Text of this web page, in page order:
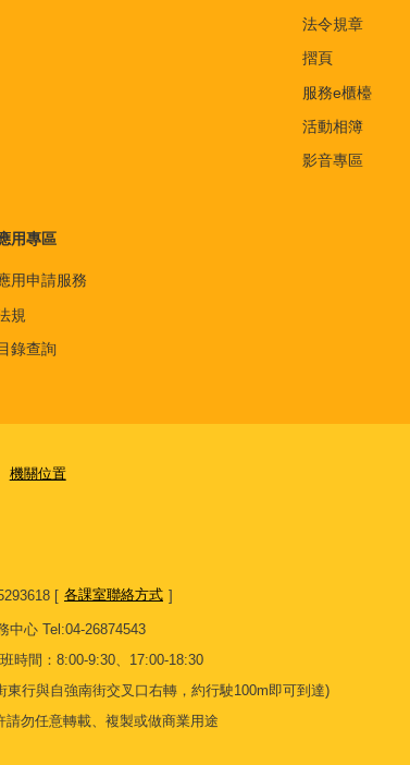
法令規章
摺頁
服務e櫃檯
活動相簿
影音專區
用專區
用申請服務
規
錄查詢
機關位置
[ 各課室聯絡方式 ]
中心 Tel:04-26874543
時間：8:00-9:30、17:00-18:30
行與自強南街交叉口右轉，約行駛100m即可到達)
勿任意轉載、複製或做商業用途